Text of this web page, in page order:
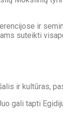
ir
suteikti
ir kultūras,
gali tapti